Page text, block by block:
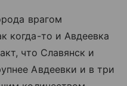
врагом
когда-то и Авдеевка
что Славянск и
Авдеевки и в три